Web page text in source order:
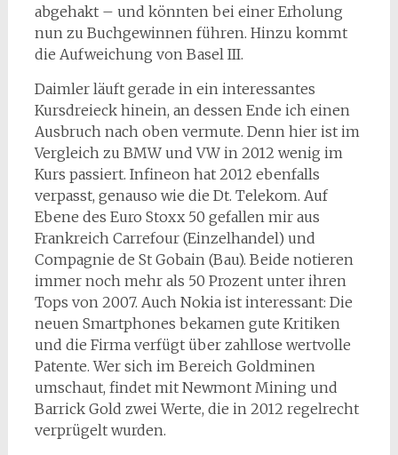
abgehakt – und könnten bei einer Erholung
nun zu Buchgewinnen führen. Hinzu kommt
die Aufweichung von Basel III.
Daimler läuft gerade in ein interessantes
Kursdreieck hinein, an dessen Ende ich einen
Ausbruch nach oben vermute. Denn hier ist im
Vergleich zu BMW und VW in 2012 wenig im
Kurs passiert. Infineon hat 2012 ebenfalls
verpasst, genauso wie die Dt. Telekom. Auf
Ebene des Euro Stoxx 50 gefallen mir aus
Frankreich Carrefour (Einzelhandel) und
Compagnie de St Gobain (Bau). Beide notieren
immer noch mehr als 50 Prozent unter ihren
Tops von 2007. Auch Nokia ist interessant: Die
neuen Smartphones bekamen gute Kritiken
und die Firma verfügt über zahllose wertvolle
Patente. Wer sich im Bereich Goldminen
umschaut, findet mit Newmont Mining und
Barrick Gold zwei Werte, die in 2012 regelrecht
verprügelt wurden.